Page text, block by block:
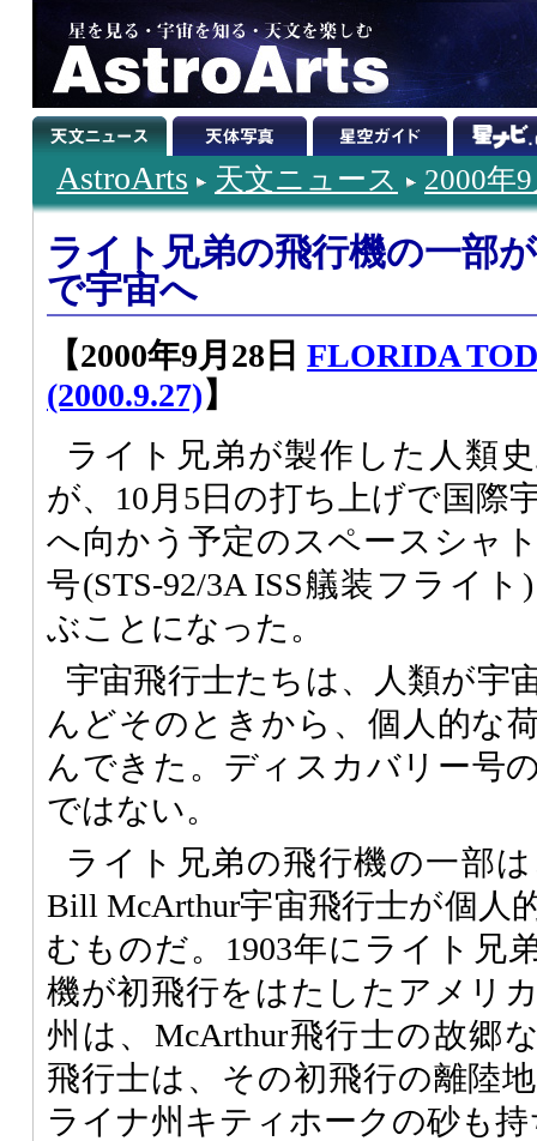
AstroArts 天文ニュース 2000年
ライト兄弟の飛行機の一部
で宇宙へ
【2000年9月28日 FLORIDA
(2000.9.27)】
ライト兄弟が製作した人類
が、10月5日の打ち上げで国際
へ向かう予定のスペースシャ
号(STS-92/3A ISS艤装フライ
ぶことになった。
宇宙飛行士たちは、人類が宇
んどそのときから、個人的な
んできた。ディスカバリー号
ではない。
ライト兄弟の飛行機の一部
Bill McArthur宇宙飛行士が個人
むものだ。1903年にライト兄
機が初飛行をはたしたアメリ
州は、McArthur飛行士の故郷
飛行士は、その初飛行の離陸
ライナ州キティホークの砂も